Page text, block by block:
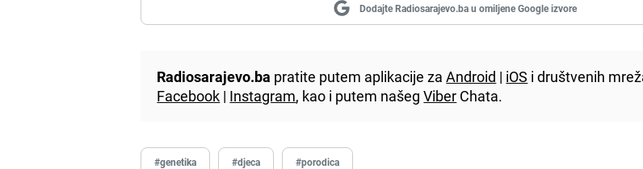
Dodajte Radiosarajevo.ba u omiljene Google izvore
Radiosarajevo.ba pratite putem aplikacije zaAndroid | iOS i društvenih
Facebook | Instagram, kao i putem našegViber Chata.
#genetika #djeca #porodica